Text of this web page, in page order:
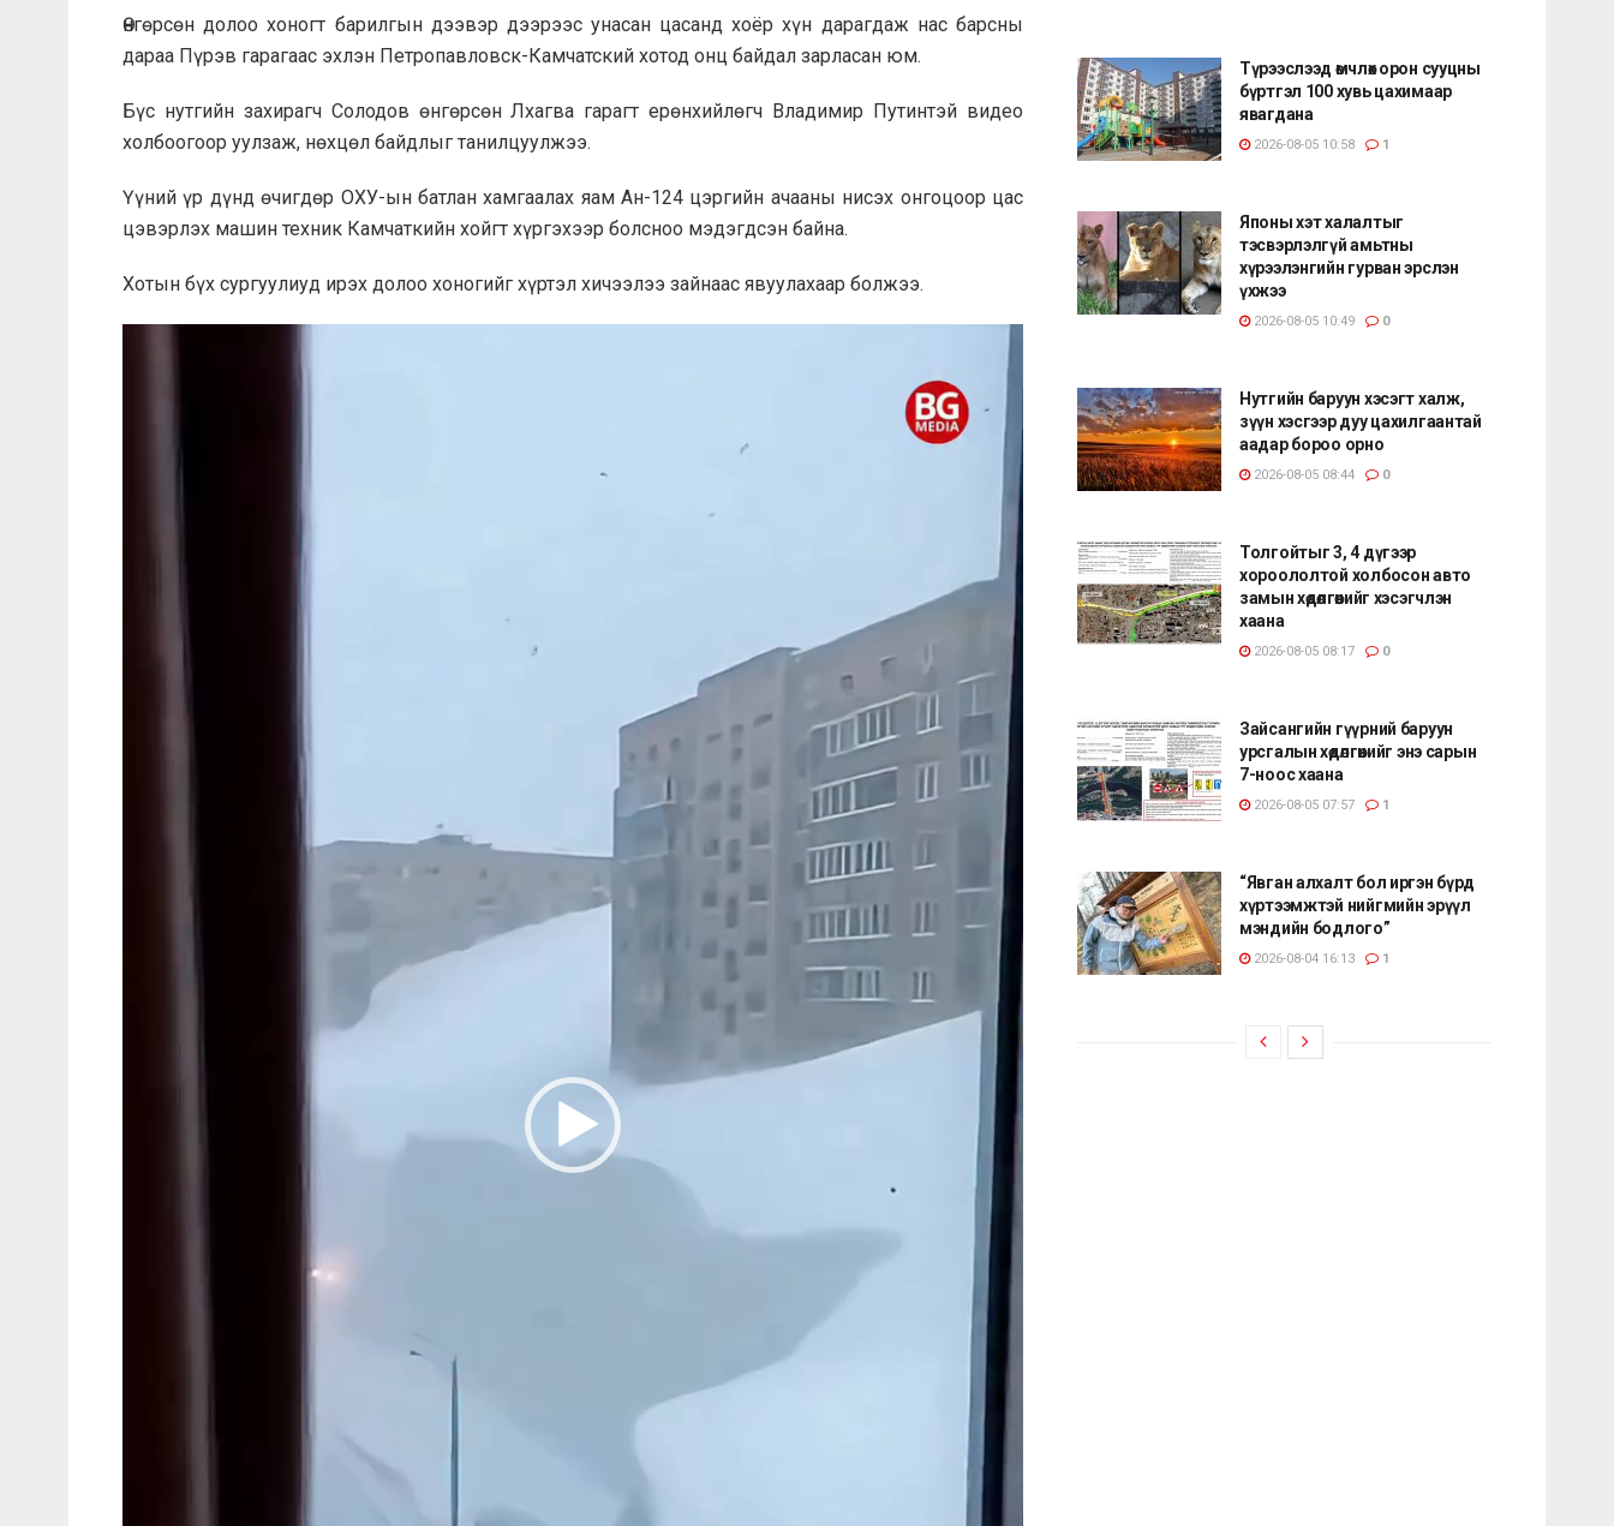
Өнгөрсөн долоо хоногт барилгын дээвэр дээрээс унасан цасанд хоёр хүн дарагдаж нас барсны
дараа Пүрэв гарагаас эхлэн Петропавловск-Камчатский хотод онц байдал зарласан юм.
Бүс нутгийн захирагч Солодов өнгөрсөн Лхагва гарагт ерөнхийлөгч Владимир Путинтэй видео
холбоогоор уулзаж, нөхцөл байдлыг танилцуулжээ.
Үүний үр дүнд өчигдөр ОХУ-ын батлан хамгаалах яам Ан-124 цэргийн ачааны нисэх онгоцоор цас
цэвэрлэх машин техник Камчаткийн хойгт хүргэхээр болсноо мэдэгдсэн байна.
Хотын бүх сургуулиуд ирэх долоо хоногийг хүртэл хичээлээ зайнаас явуулахаар болжээ.
Түрээслээд өмчлөх орон сууцны
бүртгэл 100 хувь цахимаар
явагдана
2026-08-05 10:58 1
Японы хэт халалтыг
тэсвэрлэлгүй амьтны
хүрээлэнгийн гурван эрслэн
үхжээ
2026-08-05 10:49 0
Нутгийн баруун хэсэгт халж,
зүүн хэсгээр дуу цахилгаантай
аадар бороо орно
2026-08-05 08:44 0
Толгойтыг 3, 4 дүгээр
хороололтой холбосон авто
замын хөдөлгөөнийг хэсэгчлэн
хаана
2026-08-05 08:17 0
Зайсангийн гүүрний баруун
урсгалын хөдөлгөөнийг энэ сарын
7-ноос хаана
2026-08-05 07:57 1
“Явган алхалт бол иргэн бүрд
хүртээмжтэй нийгмийн эрүүл
мэндийн бодлого”
2026-08-04 16:13 1